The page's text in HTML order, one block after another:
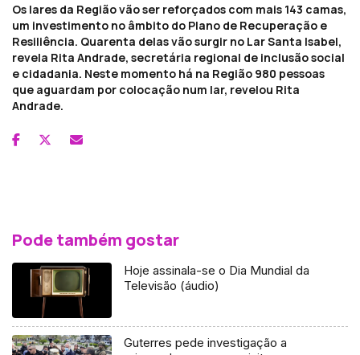
Os lares da Região vão ser reforçados com mais 143 camas,
um investimento no âmbito do Plano de Recuperação e
Resiliência. Quarenta delas vão surgir no Lar Santa Isabel,
revela Rita Andrade, secretária regional de inclusão social
e cidadania. Neste momento há na Região 980 pessoas
que aguardam por colocação num lar, revelou Rita
Andrade.
Pode também gostar
Hoje assinala-se o Dia Mundial da
Televisão (áudio)
Guterres pede investigação a